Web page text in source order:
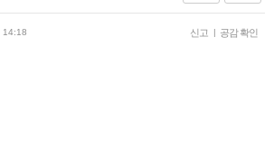
14:18 신고 | 공감 확인